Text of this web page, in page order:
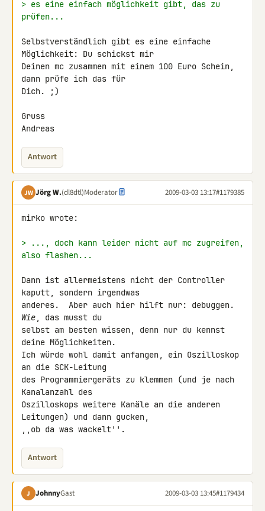
> es eine einfach möglichkeit gibt, das zu
prüfen...
Selbstverständlich gibt es eine einfache
Möglichkeit: Du schickst mir
Deinen mc zusammen mit einem 100 Euro Schein,
dann prüfe ich das für
Dich. ;)
Gruss
Andreas
Antwort
JW Jörg W.(dl8dtl)Moderator 2009-03-03 13:17#1179385
mirko wrote:
> ..., doch kann leider nicht auf mc zugreifen,
also flashen...
Dann ist allermeistens nicht der Controller
kaputt, sondern irgendwas
Wie, das musst du
selbst am besten wissen, denn nur du kennst
deine Möglichkeiten.
Ich würde wohl damit anfangen, ein Oszilloskop
an die SCK-Leitung
des Programmiergeräts zu klemmen (und je nach
Kanalanzahl des
Oszilloskops weitere Kanäle an die anderen
Leitungen) und dann gucken,
,,ob da was wackelt''.
Antwort
J JohnnyGast 2009-03-03 13:45#1179434